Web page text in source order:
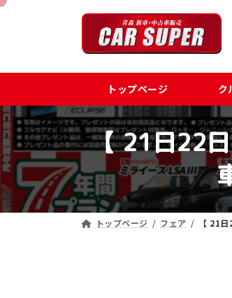
コ
ツ
ス
キ
ッ
プ
ナ
シ
ン
に
移
動
トップページ ク
【 21日22
トップページ フェア 【 21